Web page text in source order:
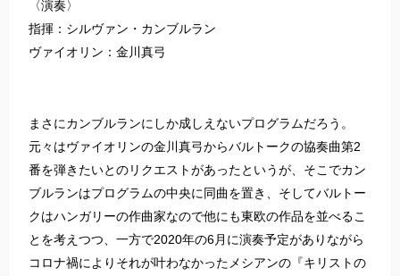
〈演奏〉
指揮：シルヴァン・カンブルラン
ヴァイオリン：金川真弓
まさにカンブルランにしか成しえないプログラムだろう。
元々はヴァイオリンの金川真弓からバルトークの協奏曲第2
番を弾きたいとのリクエストがあったというが、そこでカン
ブルランはプログラムの中央に同曲を置き、そしてバルトー
クはハンガリーの作曲家なので他にも東欧の作品を並べるこ
とを考えつつ、一方で2020年の6月に演奏予定がありながら
コロナ禍によりそれが叶わなかったメシアンの『キリストの